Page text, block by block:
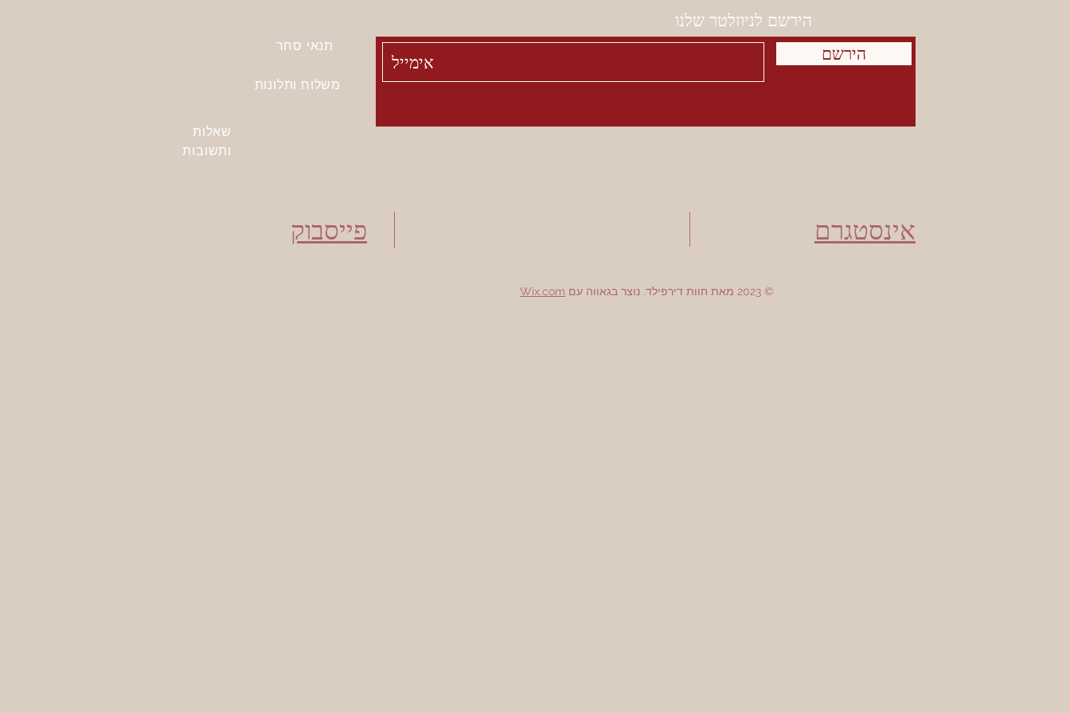
הירשם לניוזלטר שלנו
תנאי סחר
משלוח ותלונות
שאלות
ותשובות
הירשם
פייסבוק אינסטגרם
© 2023 מאת חוות דירפילד. נוצר בגאווה עם Wix.com